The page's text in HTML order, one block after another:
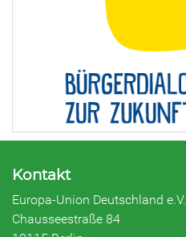
Kontakt
Europa-Union Deutschland e.V.
Chausseestraße 84